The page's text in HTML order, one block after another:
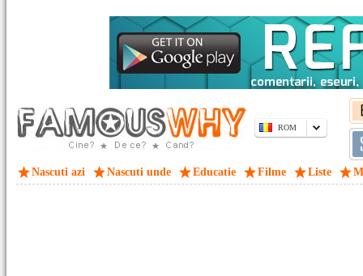
ROM
Nascuti azi Nascuti unde Educatie Filme Liste